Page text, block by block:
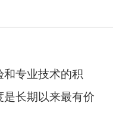
专业技术的积
是长期以来最有价